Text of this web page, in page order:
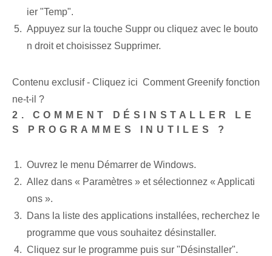
ier "Temp".
Appuyez sur la touche Suppr ou cliquez avec le bouto
n droit et choisissez Supprimer.
Contenu exclusif - Cliquez ici Comment Greenify fonction
ne-t-il ?
2. COMMENT DÉSINSTALLER LE
S PROGRAMMES INUTILES ?
Ouvrez le menu Démarrer de Windows.
Allez dans « Paramètres » et sélectionnez « Applicati
ons ».
Dans la liste des applications installées, recherchez le
programme que vous souhaitez désinstaller.
Cliquez sur le programme puis sur "Désinstaller".